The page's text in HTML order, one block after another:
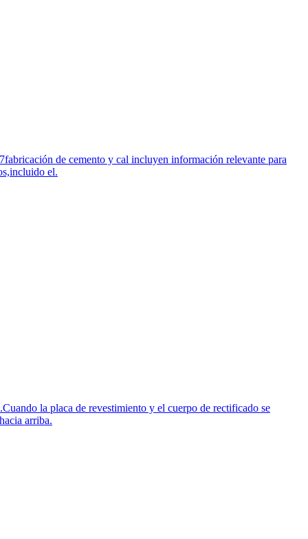
de cemento y cal incluyen información relevante para
el.
la placa de revestimiento y el cuerpo de rectificado se
arriba.